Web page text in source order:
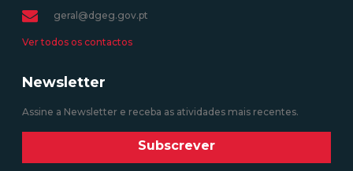
geral@dgeg.gov.pt
Ver todos os contactos
Newsletter
Assine a Newsletter e receba as atividades mais recentes.
Subscrever